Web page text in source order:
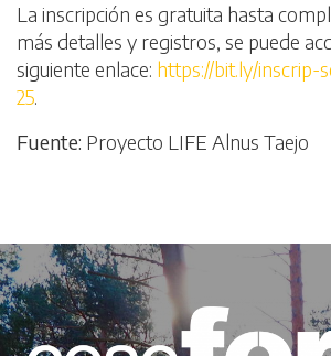
La inscripción es gratuita hasta
más detalles y registros, se puede
siguiente enlace: https://bit.ly/inscrip-
25.
Fuente: Proyecto LIFE Alnus Taejo